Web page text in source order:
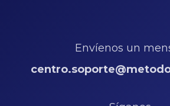
Envíenos un